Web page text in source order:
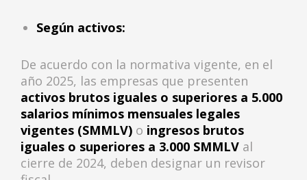
Según activos:
De acuerdo con la normativa vigente, en el
año 2025, las empresas que presenten
activos brutos iguales o superiores a 5.000
salarios mínimos mensuales legales
vigentes (SMMLV) o ingresos brutos
iguales o superiores a 3.000 SMMLV al
cierre de 2024, deben designar un revisor